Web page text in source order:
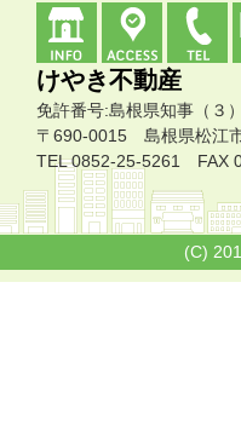
けやき不動産
免許番号:島根県知事（３
〒690-0015 島根県松江
TEL 0852-25-5261 FAX
(C)